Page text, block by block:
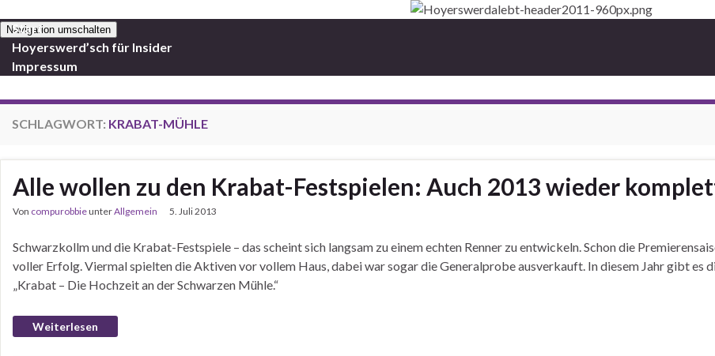
Navigation umschalten
Start
Hoyerswerd’sch für Insider
Impressum
SCHLAGWORT: KRABAT-MÜHLE
Alle wollen zu den Krabat-Festspielen: Auch 2013 wieder
Von compurobbieunterAllgemein 5. Juli 2013
Schwarzkollm und die Krabat-Festspiele – das scheint sich langsam zu einem echten Renner zu entwickeln. Schon die
voller Erfolg. Viermal spielten die Aktiven vor vollem Haus, dabei war sogar die Generalprobe ausverkauft. In diesem Jahr gibt es
„Krabat – Die Hochzeit an der Schwarzen Mühle.“
Weiterlesen